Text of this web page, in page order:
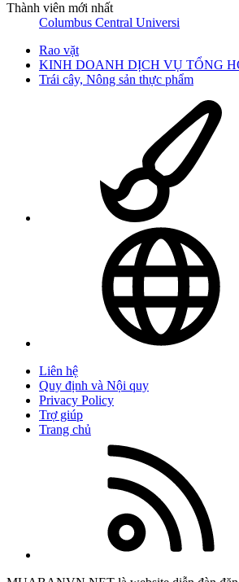
Thành viên mới nhất
Columbus Central Universi
Rao vặt
KINH DOANH DỊCH VỤ TỔNG
Trái cây, Nông sản thực phẩm
Liên hệ
Quy định và Nội quy
Privacy Policy
Trợ giúp
Trang chủ